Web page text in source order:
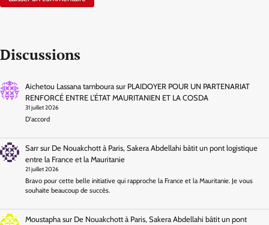
Discussions
Aichetou Lassana tambourasur PLAIDOYER POUR UN PARTENARIAT
RENFORCÉ ENTRE L’ÉTAT MAURITANIEN ET LA COSDA
31 juillet 2026
D'accord
Sarrsur De Nouakchott à Paris, Sakera Abdellahi bâtit un pont logistique
entre la France et la Mauritanie
21 juillet 2026
Bravo pour cette belle initiative qui rapproche la France et la Mauritanie. Je vous
souhaite beaucoup de succès.
Moustaphasur De Nouakchott à Paris, Sakera Abdellahi bâtit un pont